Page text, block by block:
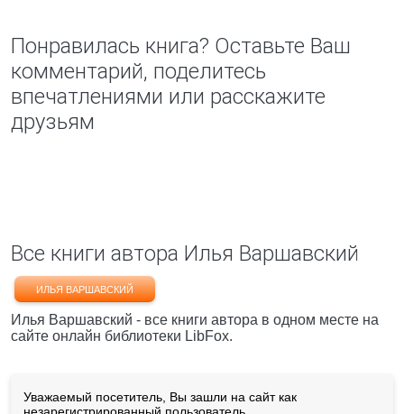
Понравилась книга? Оставьте Ваш
комментарий, поделитесь
впечатлениями или расскажите
друзьям
Все книги автора Илья Варшавский
ИЛЬЯ ВАРШАВСКИЙ
Илья Варшавский - все книги автора в одном месте на
сайте онлайн библиотеки LibFox.
Уважаемый посетитель, Вы зашли на сайт как